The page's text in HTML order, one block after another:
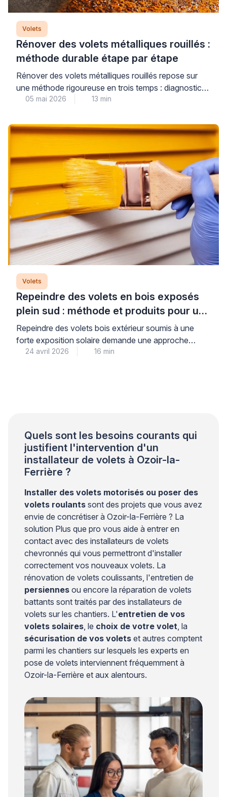
Volets
Rénover des volets métalliques rouillés :
méthode durable étape par étape
Rénover des volets métalliques rouillés repose sur
une méthode rigoureuse en trois temps : diagnostic
précis du niveau de corrosion, décapage adapté au
garantissant une protection durable. Cette
intervention technique, menée par un professionnel
qualifié, permet de prolonger significativement la
durée de vie de vos menuiseries métalliques tout en
préservant […]
05 mai 2026 13 min
Volets
Repeindre des volets en bois exposés
plein sud : méthode et produits pour un
résultat durable
Repeindre des volets bois extérieur soumis à une
forte exposition solaire demande une approche
méthodique. Les rayons UV, la chaleur intense et les
24 avril 2026 16 min
Quels sont les besoins courants qui
justifient l'intervention d'un
installateur de volets à Ozoir-la-
Ferrière ?
Installer des volets motorisés ou poser des
volets roulants sont des projets que vous avez
envie de concrétiser à Ozoir-la-Ferrière ? La
solution Plus que pro vous aide à entrer en
contact avec des installateurs de volets
chevronnés qui vous permettront d'installer
correctement vos nouveaux volets. La
rénovation de volets coulissants, l'entretien de
persiennes ou encore la réparation de volets
battants sont traités par des installateurs de
volets sur les chantiers. L'entretien de vos
volets solaires , le choix de votre volet , la
sécurisation de vos volets et autres comptent
parmi les chantiers sur lesquels les experts en
pose de volets interviennent fréquemment à
Ozoir-la-Ferrière et aux alentours.